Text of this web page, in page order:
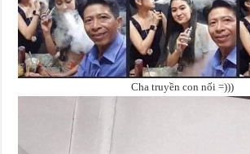
Cha truyền con nối =)))